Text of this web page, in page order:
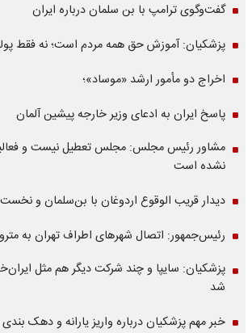
گفت‌وگوی ترامپ با بن سلمان درباره ایران
پزشکیان: آموزش حق همه مردم است؛ نه فقط
اخراج دو مأمور ارشد «موساد»؛
پاسخ ایران به ادعای وزیر خارجه پیشین آلمان
مشاور رئیس مجلس: مجلس تعطیل نیست و
نشده است
دیدار قریب الوقوع اردوغان با بن‌سلمان و
رئیس‌جمهور: اتصال شهرهای اطراف تهران به
پزشکیان: سایپا و چند شرکت دیگر هم مثل
شد
خبر مهم پزشکیان درباره واریز یارانه و دهک